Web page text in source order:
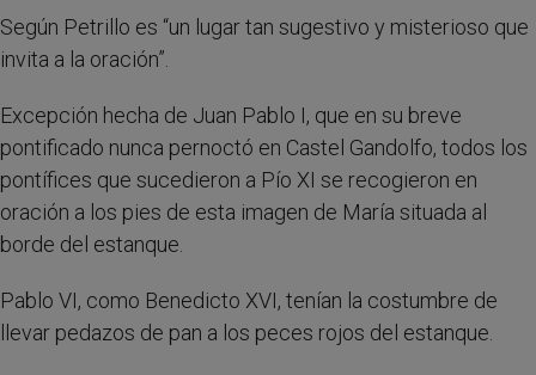
Según Petrillo es “un lugar tan sugestivo y misterioso que
invita a la oración”.
Excepción hecha de Juan Pablo I, que en su breve
pontificado nunca pernoctó en Castel Gandolfo, todos los
pontífices que sucedieron a Pío XI se recogieron en
oración a los pies de esta imagen de María situada al
borde del estanque.
Pablo VI, como Benedicto XVI, tenían la costumbre de
llevar pedazos de pan a los peces rojos del estanque.